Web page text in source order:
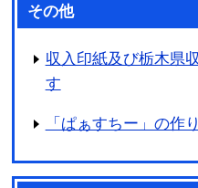
その他
収入印紙及び栃木県
す
「ぱぁすちー」の作